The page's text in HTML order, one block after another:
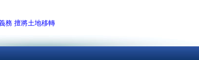
務 擅將土地移轉